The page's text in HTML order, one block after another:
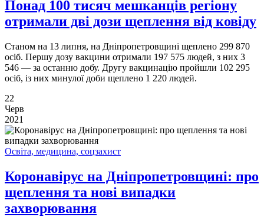
Понад 100 тисяч мешканців регіону
отримали дві дози щеплення від ковіду
Станом на 13 липня, на Дніпропетровщині щеплено 299 870
осіб. Першу дозу вакцини отримали 197 575 людей, з них 3
546 — за останню добу. Другу вакцинацію пройшли 102 295
осіб, із них минулої доби щеплено 1 220 людей.
22
Черв
2021
Освіта, медицина, соцзахист
Коронавірус на Дніпропетровщині: про
щеплення та нові випадки
захворювання